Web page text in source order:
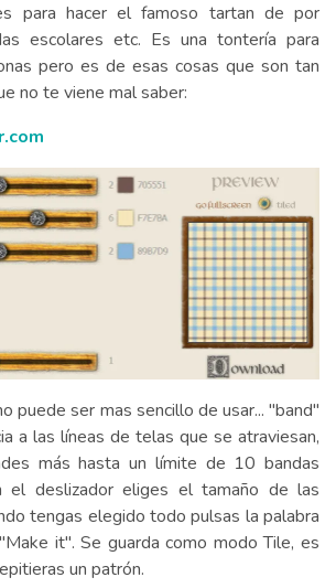
para hacer el famoso tartan de por
escolares etc. Es una tontería para
pero es de esas cosas que son tan
no te viene mal saber:
puede ser mas sencillo de usar... "band"
a las líneas de telas que se atraviesan,
más hasta un límite de 10 bandas
el deslizador eliges el tamaño de las
tengas elegido todo pulsas la palabra
it". Se guarda como modo Tile, es
un patrón.